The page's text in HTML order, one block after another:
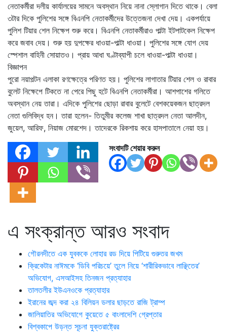
নেতাকর্মীরা দলীয় কার্যালয়ের সামনে অবস্থান নিয়ে নানা স্লোগান দিতে থাকে। বেলা
৩টার দিকে পুলিশের সঙ্গে বিএনপি নেতাকর্মীদের উত্তেজনা দেখা দেয়। একপর্যায়ে
পুলিশ টিয়ার শেল নিক্ষেপ শুরু করে। বিএনপি নেতাকর্মীরাও পাল্টা ইটপাটকেল নিক্ষেপ
করে জবাব দেয়। শুরু হয় দুপক্ষের ধাওয়া-পাল্টা ধাওয়া। পুলিশের সঙ্গে যোগ দেয়
স্পেশাল বাহিনী সোয়াতও। প্রায় আধা ঘণ্টাব্যাপী চলে ধাওয়া-পাল্টা ধাওয়া।
বিজ্ঞাপন
পুরো নয়াপল্টন এলাকা রণক্ষেত্রে পরিণত হয়। পুলিশের লাগাতার টিয়ার শেল ও রাবার
বুলেট নিক্ষেপে টিকতে না পেরে পিছু হটে বিএনপি নেতাকর্মীরা। আশপাশের গলিতে
অবস্থান নেয় তারা। এদিকে পুলিশের ছোড়া রাবার বুলেটে বেশকয়েকজন ছাত্রদল
নেতা গুলিবিদ্ধ হন। তারা হলেন- তিতুমীর কলেজ শাখা ছাত্রদল নেতা আলদীন,
জুয়েল, আরিফ, নিয়াজ মোরশেদ। তাদেরকে রিকশায় করে হাসপাতালে নেয়া হয়।
সংবাদটি শেয়ার করুন
এ সংক্রান্ত আরও সংবাদ
গৌরনদীতে এক যুবককে লোহার রড দিয়ে পিটিয়ে গুরুতর জখম
ক্রিকেটার নাঈমকে ‘ডিবি পরিচয়ে’ তুলে নিয়ে ‘শারীরিকভাবে লাঞ্ছিতের’
অভিযোগ, এসআইসহ তিনজন প্রত্যাহার
তালতলীর ইউএনওকে প্রত্যাহার
ইরানের জব্দ করা ২৪ বিলিয়ন ডলার ছাড়তে রাজি ট্রাম্প
জালিয়াতির অভিযোগে কুয়েতে ৫ বাংলাদেশি গ্রেপ্তার
বিশ্বকাপে উড়ন্ত সূচনা যুক্তরাষ্ট্রের